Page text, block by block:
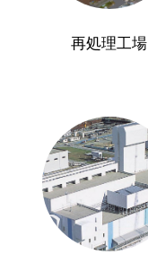
再処理工場